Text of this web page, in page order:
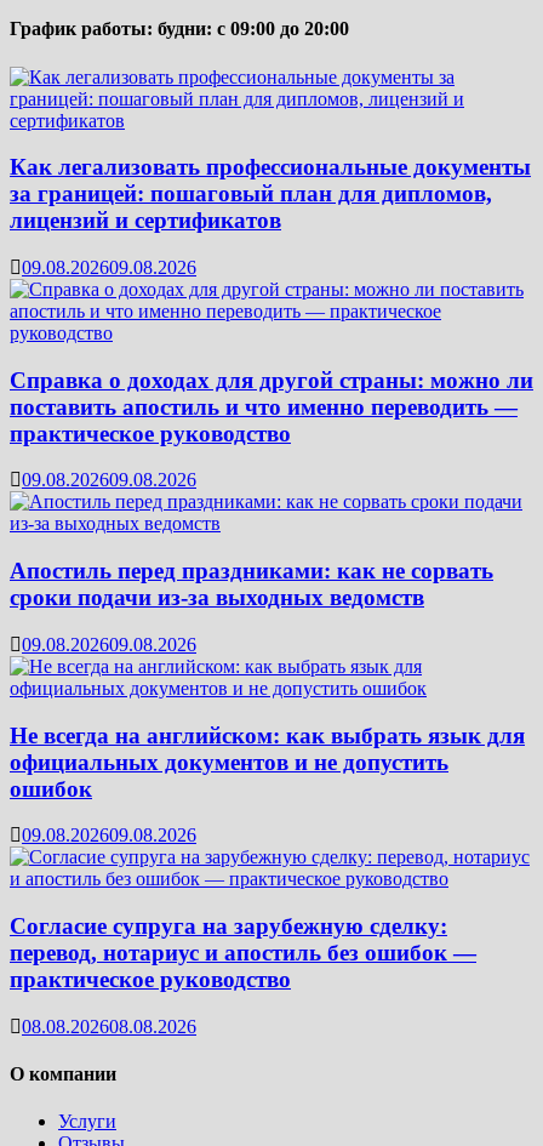
График работы: будни: с 09:00 до 20:00
Как легализовать профессиональные документы
за границей: пошаговый план для дипломов,
лицензий и сертификатов
09.08.202609.08.2026
Справка о доходах для другой страны: можно ли
поставить апостиль и что именно переводить —
практическое руководство
09.08.202609.08.2026
Апостиль перед праздниками: как не сорвать
сроки подачи из-за выходных ведомств
09.08.202609.08.2026
Не всегда на английском: как выбрать язык для
официальных документов и не допустить
ошибок
09.08.202609.08.2026
Согласие супруга на зарубежную сделку:
перевод, нотариус и апостиль без ошибок —
практическое руководство
08.08.202608.08.2026
О компании
Услуги